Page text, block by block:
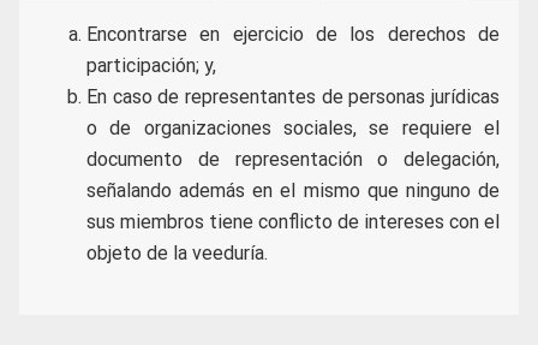
Encontrarse en ejercicio de los derechos de
participación; y,
En caso de representantes de personas jurídicas
o de organizaciones sociales, se requiere el
documento de representación o delegación,
señalando además en el mismo que ninguno de
sus miembros tiene conflicto de intereses con el
objeto de la veeduría.